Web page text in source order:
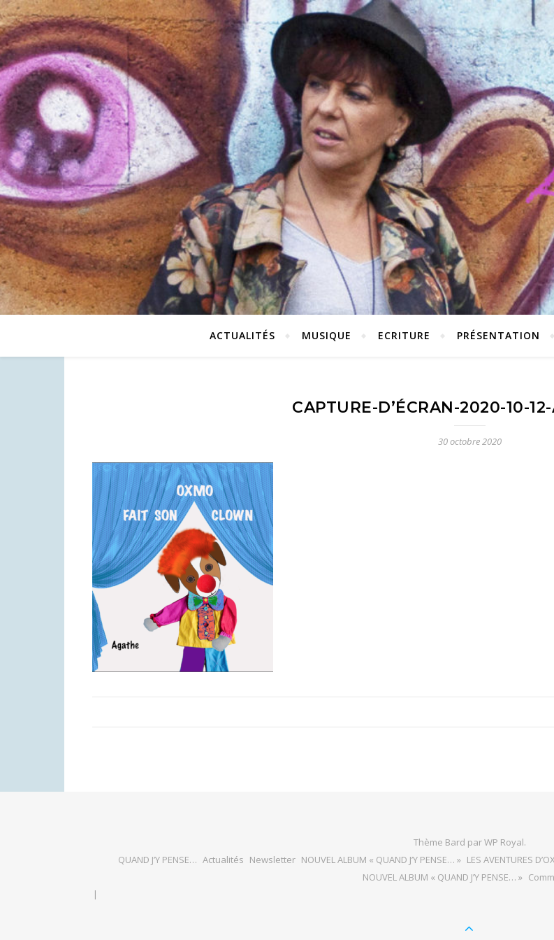
ACTUALITÉS MUSIQUE ECRITURE PRÉSENTATION
CAPTURE-D’ÉCRAN-2020-10-
30 octobre 2020
Thème Bard parWP Royal.
QUAND J’Y PENSE… Actualités Newsletter NOUVEL ALBUM « QUAND J’Y PENSE… » LES AVENTURES
NOUVEL ALBUM « QUAND J’Y PENSE… »